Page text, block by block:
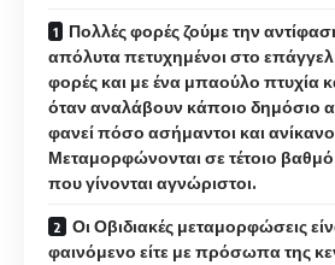
Πολλές φορές ζούμε την
απόλυτα πετυχημένοι στο
φορές και με ένα μπαούλο πτυχία
όταν αναλάβουν κάποιο δημόσιο
φανεί πόσο ασήμαντοι και
Μεταμορφώνονται σε τέτοιο
που γίνονται αγνώριστοι.
Οι Οβιδιακές μεταμορφώσεις
φαινόμενο είτε με πρόσωπα της